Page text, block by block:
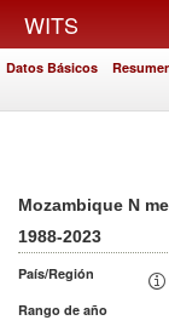
WITS
Datos Básicos
Mozambique N
1988-2023
País/Región
Rango de año